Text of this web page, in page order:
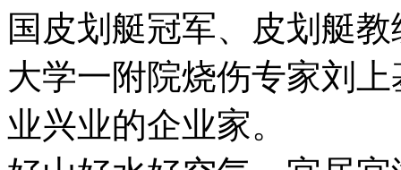
国皮划艇冠军、皮划艇
大学一附院烧伤专家刘
业兴业的企业家。